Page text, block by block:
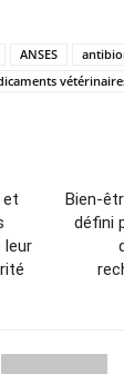
ANSES
et
leur
Bien-
défini